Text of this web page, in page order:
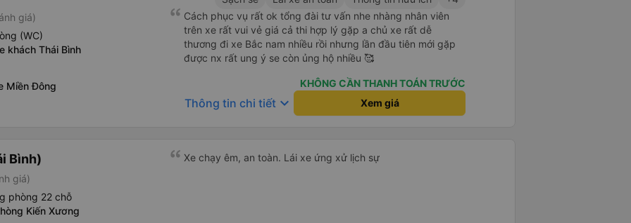
giá)
(WC)
khách Thái Bình
Miền Đông
Cách phục vụ rất ok tổng đài tư vấn nhe nhàng nhân viên
trên xe rất vui vẻ giá cả thi hợp lý gặp a chủ xe rất dễ
thương đi xe Bắc nam nhiều rồi nhưng lần đầu tiên mới gặp
được nx rất ung ý se còn ủng hộ nhiều 🥰
KHÔNG CẦN THANH TOÁN TRƯỚC
Thông tin chi tiết keyboard_arrow_down Xem giá
Bình)
giá)
phòng 22 chỗ
Kiến Xương
Xe chạy êm, an toàn. Lái xe ứng xử lịch sự